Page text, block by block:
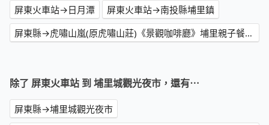
屏東火車站→日月潭
屏東火車站→南投縣埔里鎮
屏東縣→虎嘯山嵐(原虎嘯山莊)《景觀咖啡廳》埔里親子餐廳｜秘境咖啡廳｜網美餐廳｜婚禮場地租借｜活動場地租借
除了 屏東火車站 到 埔里城觀光夜市，還有⋯
屏東縣→埔里城觀光夜市